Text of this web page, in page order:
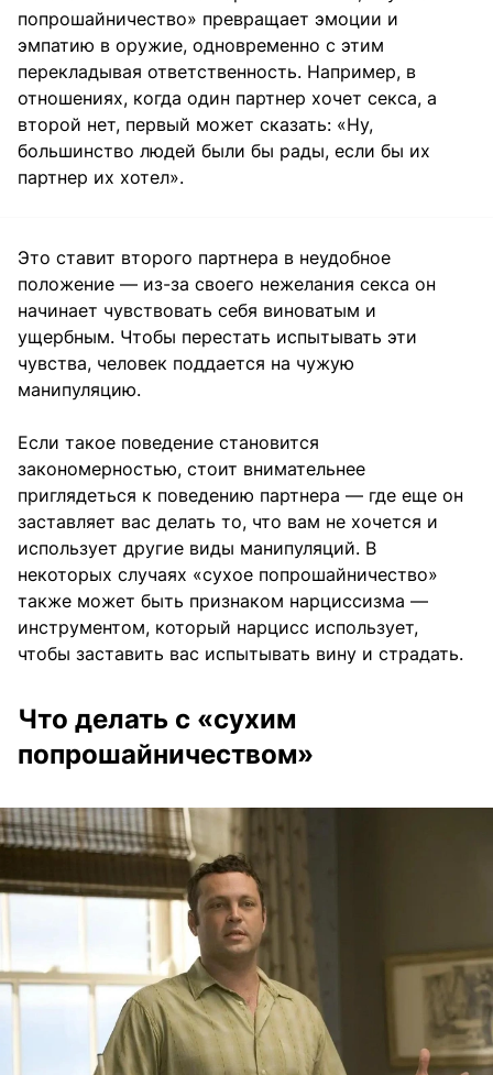
попрошайничество» превращает эмоции и
эмпатию в оружие, одновременно с этим
перекладывая ответственность. Например, в
отношениях, когда один партнер хочет секса, а
второй нет, первый может сказать: «Ну,
большинство людей были бы рады, если бы их
партнер их хотел».
Это ставит второго партнера в неудобное
положение — из-за своего нежелания секса он
начинает чувствовать себя виноватым и
ущербным. Чтобы перестать испытывать эти
чувства, человек поддается на чужую
манипуляцию.
Если такое поведение становится
закономерностью, стоит внимательнее
приглядеться к поведению партнера — где еще он
заставляет вас делать то, что вам не хочется и
использует другие виды манипуляций. В
некоторых случаях «сухое попрошайничество»
также может быть признаком нарциссизма —
инструментом, который нарцисс использует,
чтобы заставить вас испытывать вину и страдать.
Что делать с «сухим
попрошайничеством»